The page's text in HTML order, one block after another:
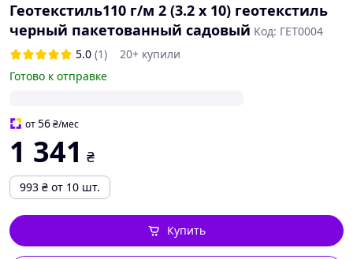
Геотекстиль110 г/м 2 (3.2 х 10) геотекстиль
черный пакетованный садовый Код: ГЕТ0004
5.0 (1)
20+ купили
Готово к отправке
от56₴/мес
1 341 ₴
993 ₴ от 10 шт.
Купить